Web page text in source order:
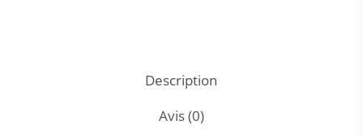
Description
Avis (0)